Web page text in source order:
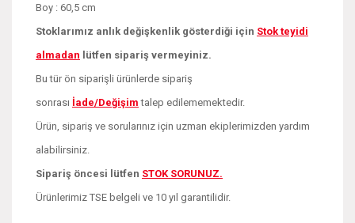
Boy : 60,5 cm
Stoklarımız anlık değişkenlik gösterdiği için Stok teyidi
almadan lütfen sipariş vermeyiniz.
Bu tür ön siparişli ürünlerde sipariş
sonrası İade/Değişim talep edilememektedir.
Ürün, sipariş ve sorularınız için uzman ekiplerimizden yardım
alabilirsiniz.
Sipariş öncesi lütfen STOK SORUNUZ.
Ürünlerimiz TSE belgeli ve 10 yıl garantilidir.